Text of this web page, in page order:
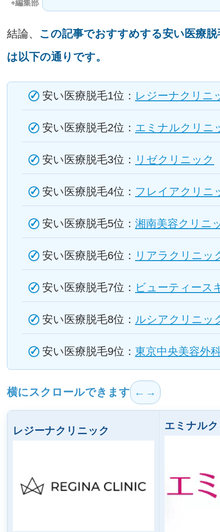
+編集部
結論、 この記事でおすすめする安い医療
は以下の通りです。
安い医療脱毛1位： レジーナクリニ
安い医療脱毛2位： エミナルクリニ
安い医療脱毛3位： リゼクリニック
安い医療脱毛4位： フレイアクリニ
安い医療脱毛5位：湘南美容クリニ
安い医療脱毛6位： リアラクリニッ
安い医療脱毛7位： ビューティース
安い医療脱毛8位： ルシアクリニッ
安い医療脱毛9位： 東京中央美容外
横にスクロールできます
レジーナクリニック エミナル